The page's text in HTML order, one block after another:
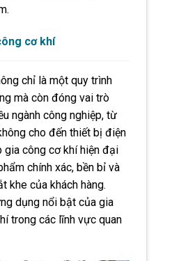
cơ khí
chỉ là một quy trình
mà còn đóng vai trò
ngành công nghiệp, từ
cho đến thiết bị điện
gia công cơ khí hiện đại
chính xác, bền bỉ và
khe của khách hàng.
dụng nổi bật của gia
trong các lĩnh vực quan